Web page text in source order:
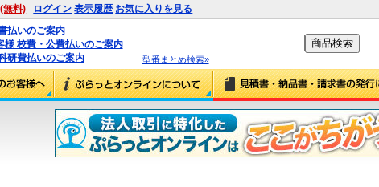
無料) ログイン 表示履歴 お気に入りを見る
払いのご案内
様 校費・公費払いのご案内
研費払いのご案内
型番まとめ検索»